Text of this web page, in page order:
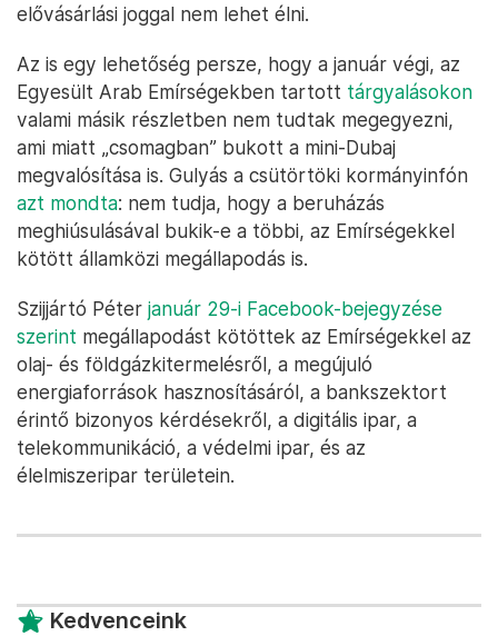
elővásárlási joggal nem lehet élni.
Az is egy lehetőség persze, hogy a január végi, az
Egyesült Arab Emírségekben tartott tárgyalásokon
valami másik részletben nem tudtak megegyezni,
ami miatt „csomagban” bukott a mini-Dubaj
megvalósítása is. Gulyás a csütörtöki kormányinfón
azt mondta: nem tudja, hogy a beruházás
meghiúsulásával bukik-e a többi, az Emírségekkel
kötött államközi megállapodás is.
Szijjártó Péter január 29-i Facebook-bejegyzése
szerint megállapodást kötöttek az Emírségekkel az
olaj- és földgázkitermelésről, a megújuló
energiaforrások hasznosításáról, a bankszektort
érintő bizonyos kérdésekről, a digitális ipar, a
telekommunikáció, a védelmi ipar, és az
élelmiszeripar területein.
Kedvenceink